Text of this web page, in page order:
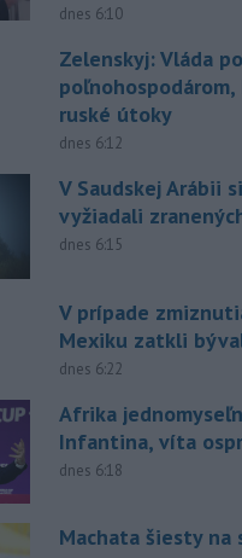
dnes 6:10
Zelenskyj: Vláda
ruské útoky
dnes 6:12
V Saudskej Arábii
vyžiadali
dnes 6:15
V prípade
Mexiku zatkli
dnes 6:22
Afrika
Infantina, víta
dnes 6:18
Machata šiesty na